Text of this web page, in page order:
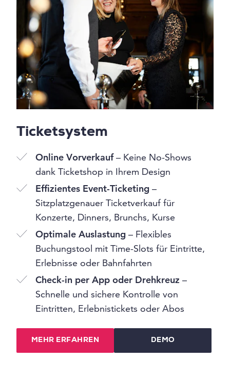
Ticketsystem
Online Vorverkauf– Keine No-Shows
dank Ticketshop in Ihrem Design
Effizientes Event-Ticketing –
Sitzplatzgenauer Ticketverkauf für
Konzerte, Dinners, Brunchs, Kurse
Optimale Auslastung – Flexibles
Buchungstool mit Time-Slots für Eintritte,
Erlebnisse oder Bahnfahrten
Check-in per App oder Drehkreuz –
Schnelle und sichere Kontrolle von
Eintritten, Erlebnistickets oder Abos
MEHR ERFAHREN DEMO